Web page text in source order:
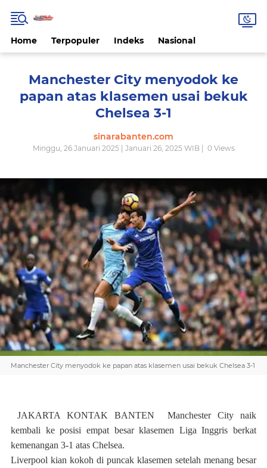
Home Terpopuler Indeks Nasional
Manchester City menyodok ke
papan atas klasemen usai bekuk
Chelsea 3-1
sinarabanten.com
Minggu, 26 Januari 2025 | Januari 26, 2025 WIB | 0Views
Manchester City menyodok ke papan atas klasemen usai bekuk Chelsea 3-1
JAKARTA KONTAK BANTEN Manchester City naik
kembali ke posisi empat besar klasemen Liga Inggris berkat
kemenangan 3-1 atas Chelsea.
Liverpool kian kokoh di puncak klasemen setelah menang besar